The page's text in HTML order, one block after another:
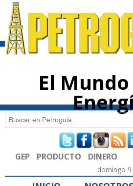
contenido
El
Formulario de
Buscar
GEP PRODUCTO DINERO
domingo